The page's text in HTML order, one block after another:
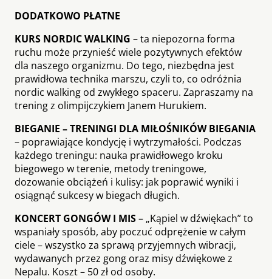
DODATKOWO PŁATNE
KURS NORDIC WALKING – ta niepozorna forma
ruchu może przynieść wiele pozytywnych efektów
dla naszego organizmu. Do tego, niezbędna jest
prawidłowa technika marszu, czyli to, co odróżnia
nordic walking od zwykłego spaceru. Zapraszamy na
trening z olimpijczykiem Janem Hurukiem.
BIEGANIE – TRENINGI DLA MIŁOŚNIKÓW BIEGANIA
– poprawiające kondycję i wytrzymałości. Podczas
każdego treningu: nauka prawidłowego kroku
biegowego w terenie, metody treningowe,
dozowanie obciążeń i kulisy: jak poprawić wyniki i
osiągnąć sukcesy w biegach długich.
KONCERT GONGÓW I MIS– „Kąpiel w dźwiękach” to
wspaniały sposób, aby poczuć odprężenie w całym
ciele – wszystko za sprawą przyjemnych wibracji,
wydawanych przez gong oraz misy dźwiękowe z
Nepalu. Koszt – 50 zł od osoby.